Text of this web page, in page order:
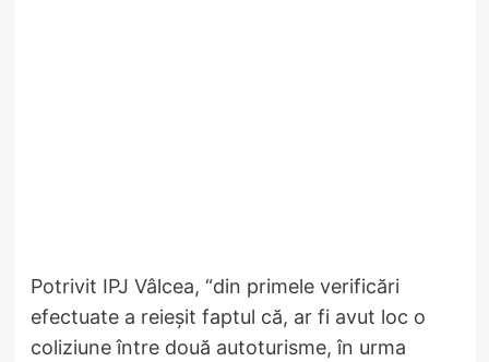
Potrivit IPJ Vâlcea, “din primele verificări
efectuate a reieșit faptul că, ar fi avut loc o
coliziune între două autoturisme, în urma